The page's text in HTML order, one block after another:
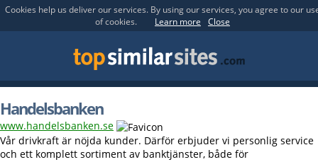
Cookies help us deliver our services. By using our services, you agree to our
of cookies.
Learn more Close
Handelsbanken
www.handelsbanken.se
Vår drivkraft är nöjda kunder. Därför erbjuder vi personlig service
och ett komplett sortiment av banktjänster, både för